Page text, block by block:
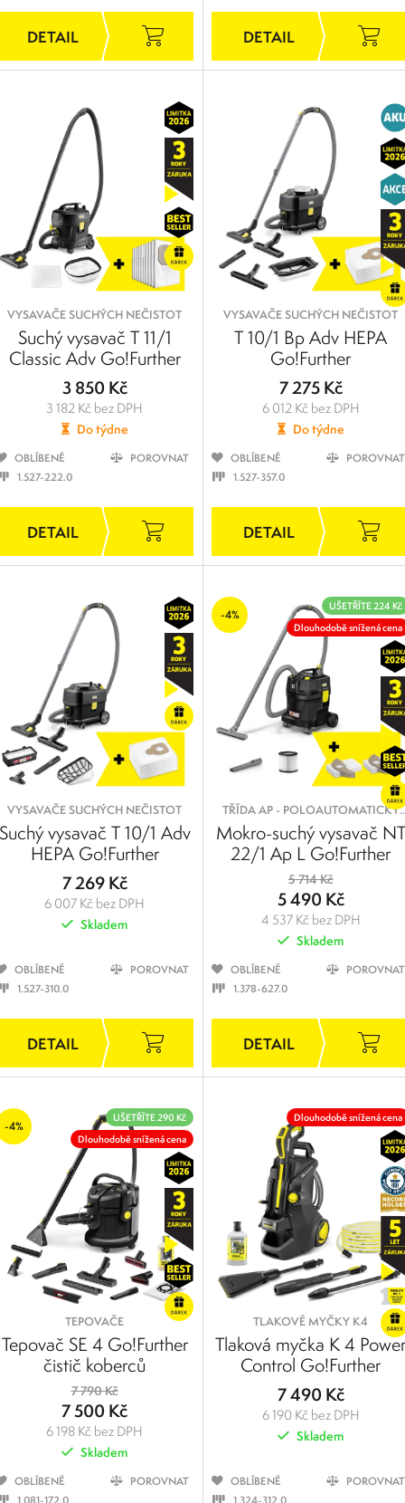
VYSAVAČE SUCHÝCH NEČISTOT
Suchý vysavač T 11/1
Classic Adv Go!Further
3 850 Kč
3 182 Kč bez DPH
Do týdne
OBLÍBENÉ
POROVNAT
1.527-222.0
VYSAVAČE SUCHÝCH NEČISTOT
T 10/1 Bp Adv HEPA
Go!Further
7 275 Kč
6 012 Kč bez DPH
Do týdne
OBLÍBENÉ
POROVNAT
1.527-357.0
VYSAVAČE SUCHÝCH NEČISTOT
vysavač T 10/1 Adv
HEPA Go!Further
7 269 Kč
6 007 Kč bez DPH
Skladem
OBLÍBENÉ
POROVNAT
1.527-310.0
-4%
UŠETŘÍTE 224 Kč
Dlouhodobě snížená cena
TŘÍDA AP - POLOAUTOMATICKÝ
OKLEP FILTRU PRO PRÁCI SE
STŘEDNĚ JEMNÝM PRACHEM
Mokro-suchý vysavač NT
22/1 Ap L Go!Further
5 714 Kč
5 490 Kč
4 537 Kč bez DPH
Skladem
OBLÍBENÉ
POROVNAT
1.378-627.0
-4%
UŠETŘÍTE 290 Kč
Dlouhodobě snížená cena
TEPOVAČE
Tepovač SE 4 Go!Further
čistič koberců
7 790 Kč
7 500 Kč
6 198 Kč bez DPH
Skladem
OBLÍBENÉ
POROVNAT
Dlouhodobě snížená cena
TLAKOVÉ MYČKY K4
Tlaková myčka K 4 Power
Control Go!Further
7 490 Kč
6 190 Kč bez DPH
Skladem
OBLÍBENÉ
POROVNAT